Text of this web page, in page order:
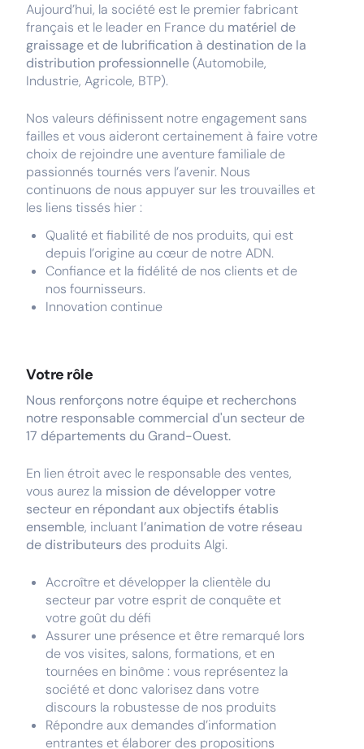
Aujourd’hui, la société est le premier fabricant
français et le leader en France du matériel de
graissage et de lubrification à destination de la
distribution professionnelle(Automobile,
Industrie, Agricole, BTP).
Nos valeurs définissent notre engagement sans
failles et vous aideront certainement à faire votre
choix de rejoindre une aventure familiale de
passionnés tournés vers l’avenir. Nous
continuons de nous appuyer sur les trouvailles et
les liens tissés hier :
Qualité et fiabilité de nos produits, qui est
depuis l’origine au cœur de notre ADN.
Confiance et la fidélité de nos clients et de
nos fournisseurs.
Innovation continue
Votre rôle
Nous renforçons notre équipe et recherchons
notre responsable commercial d'un secteur de
17 départements du Grand-Ouest.
En lien étroit avec le responsable des ventes,
vous aurez la mission de développer votre
secteur en répondant aux objectifs établis
ensemble, incluant l’animation de votre réseau
de distributeurs des produits Algi.
Accroître et développer la clientèle du
secteur par votre esprit de conquête et
votre goût du défi
Assurer une présence et être remarqué lors
de vos visites, salons, formations, et en
tournées en binôme : vous représentez la
société et donc valorisez dans votre
discours la robustesse de nos produits
Répondre aux demandes d’information
entrantes et élaborer des propositions